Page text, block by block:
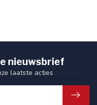
nieuwsbrief
laatste acties